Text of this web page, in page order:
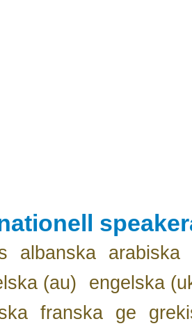
albanska
arabiska
(au)
engelska
franska ge